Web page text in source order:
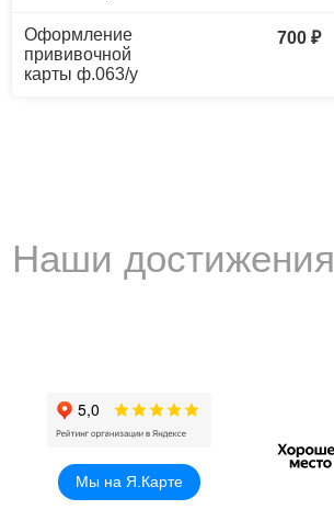
Оформление
прививочной
карты ф.063/у
700 ₽
Наши достижения
Мы на Я.Карте